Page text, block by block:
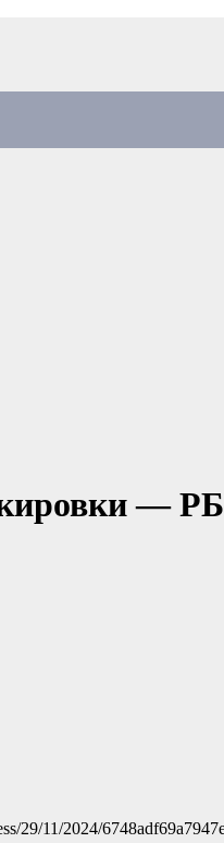
—
29/11/2024/